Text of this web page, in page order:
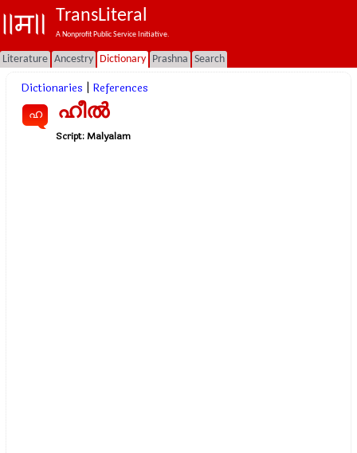
TransLiteral
A Nonprofit Public Service Initiative.
Literature Ancestry Dictionary Prashna Search
Dictionaries References
ഹ ഹീല്‍
Script:Malyalam